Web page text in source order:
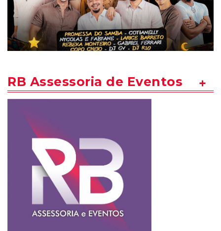
RB Assessoria de Eventos